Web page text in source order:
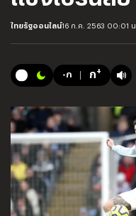
ไทยรัฐออนไลน์16 ก.ค. 2563 00:01 น.
-ก ก+